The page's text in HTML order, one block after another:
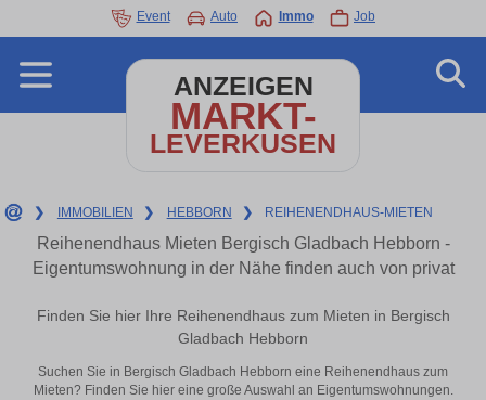
Event Auto Immo Job
ANZEIGEN
MARKT-
LEVERKUSEN
❯ IMMOBILIEN ❯ HEBBORN ❯ REIHENENDHAUS-MIETEN
Reihenendhaus Mieten Bergisch Gladbach Hebborn -
Eigentumswohnung in der Nähe finden auch von privat
Finden Sie hier Ihre Reihenendhaus zum Mieten in Bergisch
Gladbach Hebborn
Suchen Sie in Bergisch Gladbach Hebborn eine Reihenendhaus zum
Mieten? Finden Sie hier eine große Auswahl an Eigentumswohnungen.